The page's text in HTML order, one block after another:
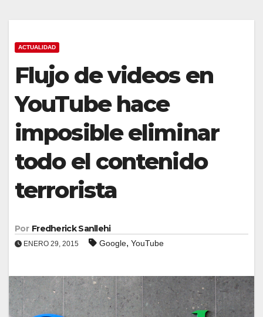
ACTUALIDAD
Flujo de videos en
YouTube hace
imposible eliminar
todo el contenido
terrorista
Por Fredherick Sanllehi
ENERO 29, 2015 Google, YouTube